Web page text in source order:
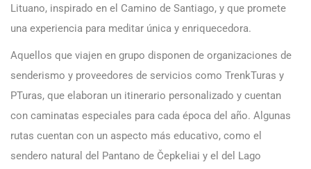
Lituano, inspirado en el Camino de Santiago, y que promete
una experiencia para meditar única y enriquecedora.
Aquellos que viajen en grupo disponen de organizaciones de
senderismo y proveedores de servicios como TrenkTuras y
PTuras, que elaboran un itinerario personalizado y cuentan
con caminatas especiales para cada época del año. Algunas
rutas cuentan con un aspecto más educativo, como el
sendero natural del Pantano de Čepkeliai y el del Lago